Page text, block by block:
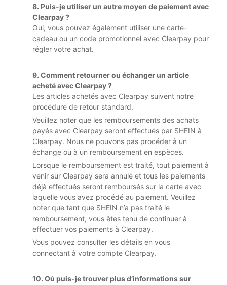
8. Puis-je utiliser un autre moyen de paiement avec
Clearpay ?
Oui, vous pouvez également utiliser une carte-
cadeau ou un code promotionnel avec Clearpay pour
régler votre achat.
9. Comment retourner ou échanger un article
acheté avec Clearpay ?
Les articles achetés avec Clearpay suivent notre
procédure de retour standard.
Veuillez noter que les remboursements des achats
payés avec Clearpay seront effectués par SHEIN à
Clearpay. Nous ne pouvons pas procéder à un
échange ou à un remboursement en espèces.
Lorsque le remboursement est traité, tout paiement à
venir sur Clearpay sera annulé et tous les paiements
déjà effectués seront remboursés sur la carte avec
laquelle vous avez procédé au paiement. Veuillez
noter que tant que SHEIN n’a pas traité le
remboursement, vous êtes tenu de continuer à
effectuer vos paiements à Clearpay.
Vous pouvez consulter les détails en vous
connectant à votre compte Clearpay.
10. Où puis-je trouver plus d’informations sur